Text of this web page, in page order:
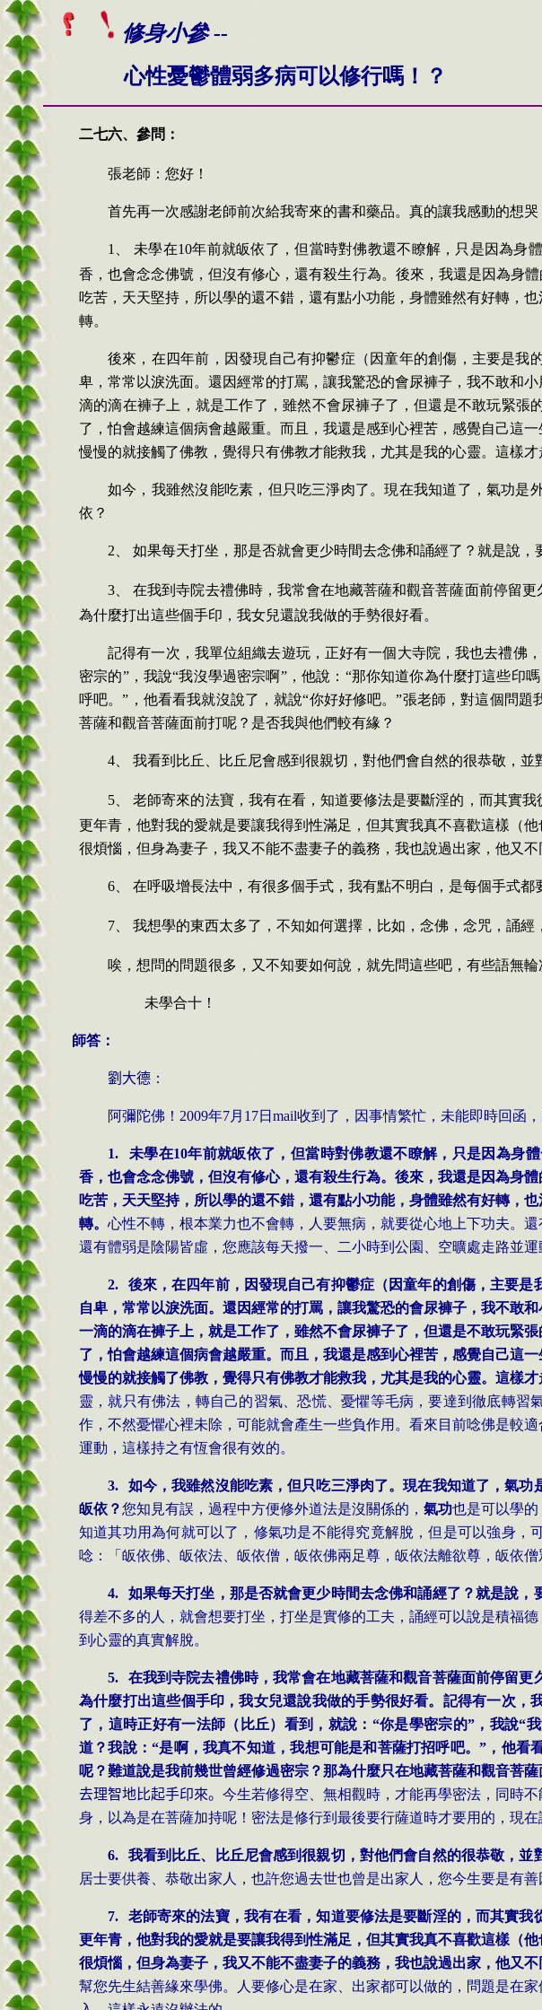
修身小參 --
心性憂鬱體弱多病可以修行嗎！？
二七六、 參問：
張老師：您好！
首先再一次感謝老師前次給我寄來的書和藥品。真的讓我感動的想
1、 未學在10年前就皈依了，但當時對佛教還不瞭解，只是因為身
香，也會念念佛號，但沒有修心，還有殺生行為。後來，我還是因為身
吃苦，天天堅持，所以學的還不錯，還有點小功能，身體雖然有好轉，
轉。
後來，在四年前，因發現自己有抑鬱症（因童年的創傷，主要是我
卑，常常以淚洗面。還因經常的打罵，讓我驚恐的會尿褲子，我不敢和
滴的滴在褲子上，就是工作了，雖然不會尿褲子了，但還是不敢玩緊
了，怕會越練這個病會越嚴重。而且，我還是感到心裡苦，感覺自己這
慢慢的就接觸了佛教，覺得只有佛教才能救我，尤其是我的心靈。這樣才
如今，我雖然沒能吃素，但只吃三淨肉了。現在我知道了，氣功是
依？
2、 如果每天打坐，那是否就會更少時間去念佛和誦經了？就是說，
3、
在我到寺院去禮佛時，我常會在地藏菩薩和觀音菩薩面前停留
為什麼打出這些個手印，我女兒還說我做的手勢很好看。
記得有一次，我單位組織去遊玩，正好有一個大寺院，我也去禮佛
密宗的”，我說“我沒學過密宗啊”，他說：“那你知道你為什麼打這些
呼吧。”，他看看我就沒說了，就說“你好好修吧。”張老師，對這個問
菩薩和觀音菩薩面前打呢？是否我與他們較有緣？
4、 我看到比丘、比丘尼會感到很親切，對他們會自然的很恭敬，
5、
老師寄來的法寶，我有在看，知道要修法是要斷淫的，而其實
更年青，他對我的愛就是要讓我得到性滿足，但其實我真不喜歡這樣（
很煩惱，但身為妻子，我又不能不盡妻子的義務，我也說過出家，他又
6、 在呼吸增長法中，有很多個手式，我有點不明白，是每個手式都
7、 我想學的東西太多了，不知如何選擇，比如，念佛，念咒，誦
唉，想問的問題很多，又不知要如何說，就先問這些吧，有些語無
未學合十！
師答：
劉大德 ：
阿彌陀佛！ 2009年7月 17日 mail收到了，因事情繁忙，未能即時回函
1. 未學在10年前就皈依了，但當時對佛教還不瞭解，只是因為身
香，也會念念佛號，但沒有修心，還有殺生行為。後來，我還是因為身
吃苦，天天堅持，所以學的還不錯，還有點小功能，身體雖然有好轉，
轉。 心性不轉，根本業力也不會轉，人要無病，就要從心地上下功夫。
還有體弱是陰陽皆虛，您應該每天撥一、二小時到公園、空曠處走路並運
2.
後來，在四年前，因發現自己有抑鬱症（因童年的創傷，主要
自卑，常常以淚洗面。還因經常的打罵，讓我驚恐的會尿褲子，我不敢
一滴的滴在褲子上，就是工作了，雖然不會尿褲子了，但還是不敢玩緊
了，怕會越練這個病會越嚴重。而且，我還是感到心裡苦，感覺自己這
慢慢的就接觸了佛教，覺得只有佛教才能救我，尤其是我的心靈。這樣才
靈，就只有佛法，轉自己的習氣、恐慌、憂懼等毛病，要達到徹底轉
作，不然憂懼心裡未除，可能就會產生一些負作用。看來目前唸佛是較
運動，這樣持之有恆會很有效的。
3.
如今，我雖然沒能吃素，但只吃三淨肉了。現在我知道了，氣
皈依？您知見有誤，過程中方便修外道法是沒關係的， 氣功也是可以學
知道其功用為何就可以了，修氣功是不能得究竟解脫，但是可以強身
唸：「皈依佛、皈依法、皈依僧，皈依佛兩足尊，皈依法離欲尊，皈依
4. 如果每天打坐，那是否就會更少時間去念佛和誦經了？就是說，
得差不多的人，就會想要打坐，打坐是實修的工夫，誦經可以說是積福
到心靈的真實解脫。
5.
在我到寺院去禮佛時，我常會在地藏菩薩和觀音菩薩面前停留
為什麼打出這些個手印，我女兒還說我做的手勢很好看。記得有一次
了，這時正好有一法師（比丘）看到，就說：“你是學密宗的”，我說“
道？我說：“是啊，我真不知道，我想可能是和菩薩打招呼吧。”，他
呢？難道說是我前幾世曾經修過密宗？那為什麼只在地藏菩薩和觀音菩
去理智地比起手印來。 今生若修得空、無相觀時，才能再學密法，同時
身，以為是在菩薩加持呢！密法是修行到最後要行薩道時才要用的，現在
6. 我看到比丘、比丘尼會感到很親切，對他們會自然的很恭敬，
居士要供養、恭敬出家人，也許您過去世也曾是出家人，您今生要是有
7.
老師寄來的法寶，我有在看，知道要修法是要斷淫的，而其實
更年青，他對我的愛就是要讓我得到性滿足，但其實我真不喜歡這樣（
很煩惱，但身為妻子，我又不能不盡妻子的義務，我也說過出家，他又
幫您先生結善緣來學佛。人要修心是在家、出家都可以做的，問題是在